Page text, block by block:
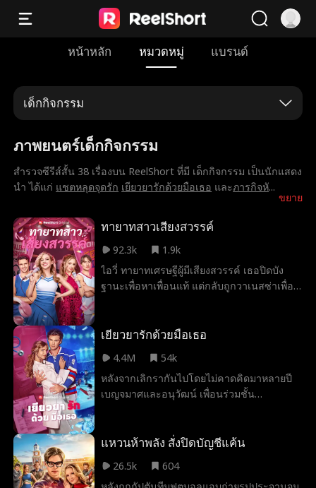
หน้าหลัก หมวดหมู่ แบรนด์
เด็กกิจกรรม
ภาพยนตร์เด็กกิจกรรม
ขยาย
สำรวจซีรีส์สั้น 38 เรื่องบน ReelShort ที่มี เด็กกิจกรรม เป็นนักแสดง
นำ ได้แก่ แชตหลุดจุดรัก เยียวยารักด้วยมือเธอ และภารกิจหั...
ทายาทสาวเสียงสวรรค์
92.3k
1.9k
ไอวี่ ทายาทเศรษฐีผู้มีเสียงสวรรค์ เธอปิดบัง
ฐานะเพื่อหาเพื่อนแท้ แต่กลับถูกวาเนสซ่าเพื่อน
จึงขอความช่วยเหลือจากเบลก เพื่อนสนิทวัย
ของเธอ!
เยียวยารักด้วยมือเธอ
4.4M
54k
หลังจากเลิกรากันไปโดยไม่คาดคิดมาหลายปี
เบญจมาศและอนุวัฒน์ เพื่อนร่วมชั้น
ซึ่งตอนนี้เป็นหมอที่ประสบความสำเร็จกลับต้อง
เป็นนักกีฬาฮอกกี้ชื่อดัง มาปรากฏตัวในคลินิก
แหวนห้าพลัง สั่งปิดบัญชีแค้น
26.5k
604